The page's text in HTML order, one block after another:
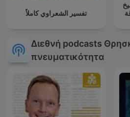
تفسير الشعراوي كاملاً
Διεθνή podcasts
πνευματικότητα